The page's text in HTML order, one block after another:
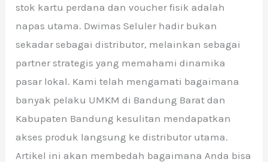
stok kartu perdana dan voucher fisik adalah
napas utama. Dwimas Seluler hadir bukan
sekadar sebagai distributor, melainkan sebagai
partner strategis yang memahami dinamika
pasar lokal. Kami telah mengamati bagaimana
banyak pelaku UMKM di Bandung Barat dan
Kabupaten Bandung kesulitan mendapatkan
akses produk langsung ke distributor utama.
Artikel ini akan membedah bagaimana Anda bisa